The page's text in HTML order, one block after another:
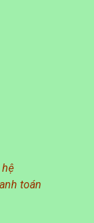
toán